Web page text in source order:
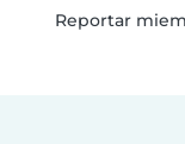
Reportar